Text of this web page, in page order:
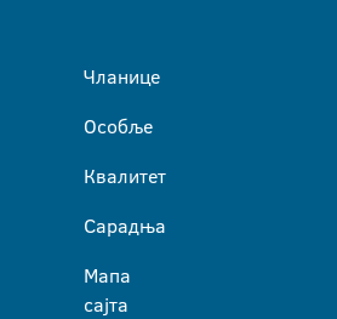
Чланице
Особље
Квалитет
Сарадња
Мапа
сајта